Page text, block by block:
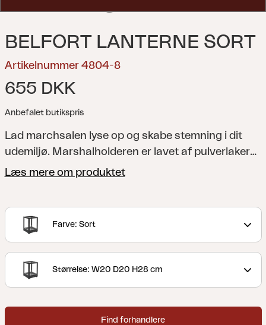
BELFORT LANTERNE SORT
Artikelnummer 4804-8
655 DKK
Anbefalet butikspris
Lad marchsalen lyse op og skabe stemning i dit
udemiljø. Marshalholderen er lavet af pulverlakeret
aluminium med hærdet glas på alle fire sider. Fås i
Læs mere om produktet
Farve: Sort
Størrelse: W20 D20 H28 cm
Find forhandlere